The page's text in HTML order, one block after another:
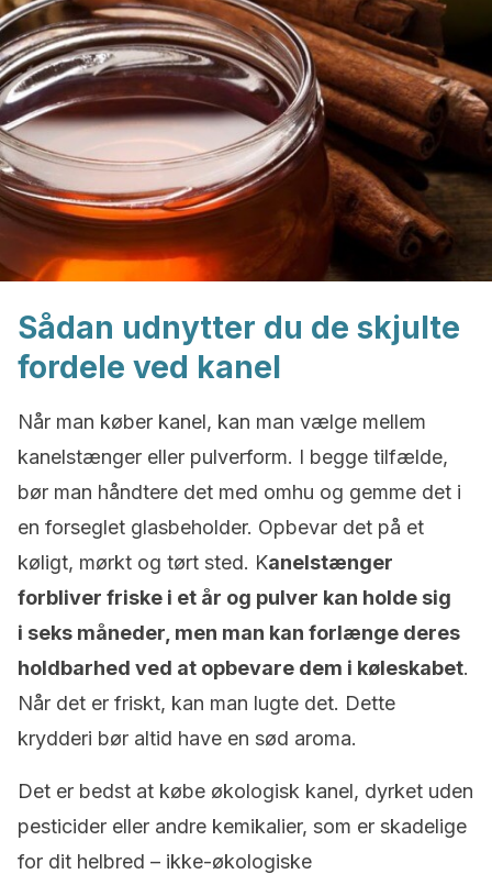
Sådan udnytter du de skjulte
fordele ved kanel
Når man køber kanel, kan man vælge mellem
kanelstænger eller pulverform. I begge tilfælde,
bør man håndtere det med omhu og gemme det i
en forseglet glasbeholder. Opbevar det på et
køligt, mørkt og tørt sted. Kanelstænger
forbliver friske i et år og pulver kan holde sig
i seks måneder, men man kan forlænge deres
holdbarhed ved at opbevare dem i køleskabet.
Når det er friskt, kan man lugte det. Dette
krydderi bør altid have en sød aroma.
Det er bedst at købe økologisk kanel, dyrket uden
pesticider eller andre kemikalier, som er skadelige
for dit helbred – ikke-økologiske